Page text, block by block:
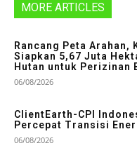
MORE ARTICLES
Rancang Peta Arahan,
Siapkan 5,67 Juta
Hutan untuk Perizinan
06/08/2026
ClientEarth-CPI
Percepat Transisi
06/08/2026